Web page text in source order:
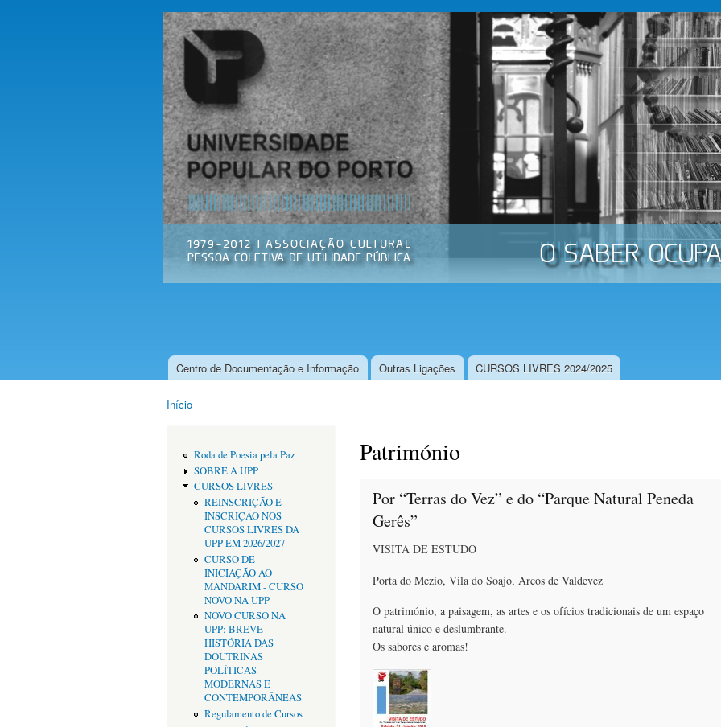
Passar
para o
conteúdo
principal
Universidade
Popular do
Porto
Associação
Cultural
Menu principal
Centro de Documentação e Informação Outras Ligações CURSOS LIVRES 2024/2025
Início
Roda de Poesia pela Paz
SOBRE A UPP
CURSOS LIVRES
REINSCRIÇÃO E
INSCRIÇÃO NOS
CURSOS LIVRES DA
UPP EM 2026/2027
CURSO DE
INICIAÇÃO AO
MANDARIM - CURSO
NOVO NA UPP
NOVO CURSO NA
UPP: BREVE
HISTÓRIA DAS
DOUTRINAS
POLÍTICAS
MODERNAS E
CONTEMPORÂNEAS
Regulamento de Cursos
Património
Por “Terras do Vez” e do “Parque Natural Peneda
Gerês”
VISITA DE ESTUDO
Porta do Mezio, Vila do Soajo, Arcos de Valdevez
O património, a paisagem, as artes e os ofícios tradicionais de um espaço
natural único e deslumbrante.
Os sabores e aromas!